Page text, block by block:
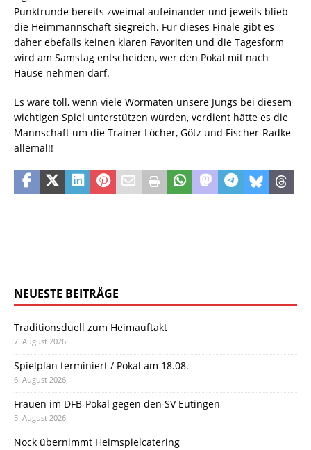
Punktrunde bereits zweimal aufeinander und jeweils blieb
die Heimmannschaft siegreich. Für dieses Finale gibt es
daher ebefalls keinen klaren Favoriten und die Tagesform
wird am Samstag entscheiden, wer den Pokal mit nach
Hause nehmen darf.
Es wäre toll, wenn viele Wormaten unsere Jungs bei diesem
wichtigen Spiel unterstützen würden, verdient hätte es die
Mannschaft um die Trainer Löcher, Götz und Fischer-Radke
allemal!!
NEUESTE BEITRÄGE
Traditionsduell zum Heimauftakt
7. August 2026
Spielplan terminiert / Pokal am 18.08.
6. August 2026
Frauen im DFB-Pokal gegen den SV Eutingen
5. August 2026
Nock übernimmt Heimspielcatering